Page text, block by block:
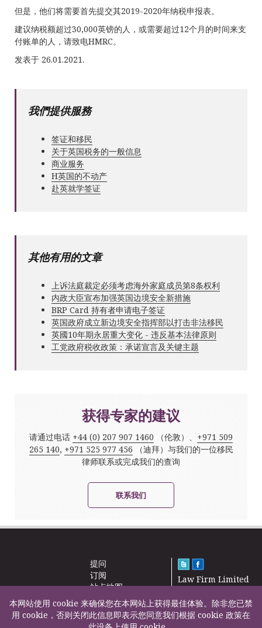
但是，他们将需要首先提交其2019-2020年纳税申报表。
建议纳税额超过30,000英镑的人，或需要超过12个月的时间来支
付账单的人，请致电HMRC。
发表于 26.01.2021.
我們提供服務
签证和移民
关于英国税务的一般信息
商业服务
Н英国的不动产
赴英就学签证
其他有用的文章
上诉法庭裁定必须考虑海外家庭成员第8条权利
内政大臣宣布加强英国边境安全新措施
BRP Card 持有者申请电子签证
英国政府成立新边境安全指挥部以打击非法移民
英國10年期永居重大变化 - 违反基本法律原则
工党政府税收政策：承诺宣言及关键主题
获得专家的建议
请通过电话 +44 (0) 207 907 1460 （伦敦）、 +971 509
265 140, +971 525 977 456 （迪拜）与我们的一位移民
律师联系或完成我们的查询
联系我们
提问
订阅
站点地图
新闻
联系我们
Law Firm Limited
本网站使用 cookie 来确保您在本网站上获得最佳体验。除非您已禁
用 cookie，否则关闭此信息即表示您同意我们根据 cookie 政策在